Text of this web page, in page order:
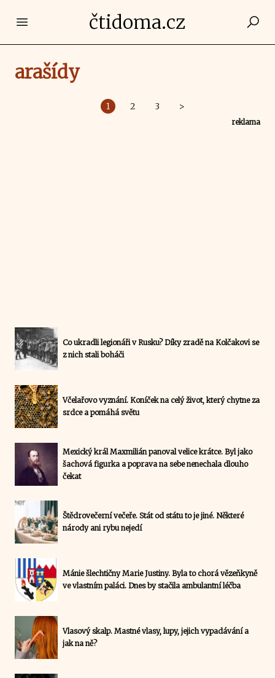
Open main menučtidoma.cz
arašídy
1 2 3 >
reklama
Co ukradli legionáři v Rusku? Díky zradě na Kolčakovi se
z nich stali boháči
Včelařovo vyznání. Koníček na celý život, který chytne za
srdce a pomáhá světu
Mexický král Maxmilián panoval velice krátce. Byl jako
šachová figurka a poprava na sebe nenechala dlouho
čekat
Štědrovečerní večeře. Stát od státu to je jiné. Některé
národy ani rybu nejedí
Mánie šlechtičny Marie Justiny. Byla to chorá vězeňkyně
ve vlastním paláci. Dnes by stačila ambulantní léčba
Vlasový skalp. Mastné vlasy, lupy, jejich vypadávání a
jak na ně?